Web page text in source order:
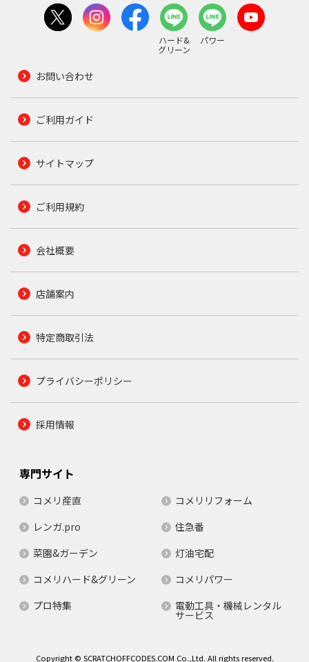
ハード&
グリーン
パワー
お問い合わせ
ご利用ガイド
サイトマップ
ご利用規約
会社概要
店舗案内
特定商取引法
プライバシーポリシー
採用情報
専門サイト
コメリ産直
コメリリフォーム
レンガ.pro
住急番
菜園&ガーデン
灯油宅配
コメリハード&グリーン
コメリパワー
プロ特集
電動工具・機械レンタル
サービス
Copyright © SCRATCHOFFCODES.COM Co.,Ltd. All rights reserved.